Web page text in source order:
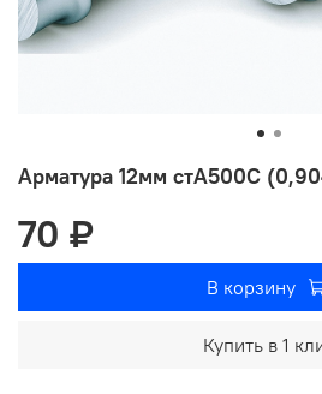
Арматура 12мм стА500С
70 ₽
В корзину
Купить в 1